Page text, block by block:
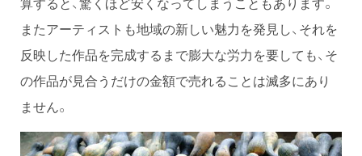
またアーティストも地域の新しい魅力を発見し、それを
反映した作品を完成するまで膨大な労力を要しても、そ
の作品が見合うだけの金額で売れることは滅多にあり
ません。